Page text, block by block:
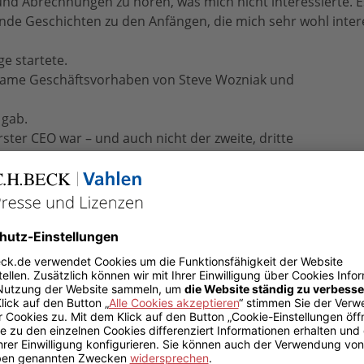
Geschichten zu den Anfängen, die mich sehr wohl
startete.
Geschäftsvorhaben von Steve Wozniak und
CEO war – und auch nicht der zweite, dritte
weder erdacht noch benannt hat; tatsächlich
der beides getan hatte.
kam.
hat, den er gerade erst im Aufzug getroffen hatte.
Werbung nicht geschrieben.
Erzählung von hektischen, durchwachten
Erfolgen und lehrreichen Fehlschlägen. Von witzigen,
fast drei Generationen von ihnen –, die die Welt